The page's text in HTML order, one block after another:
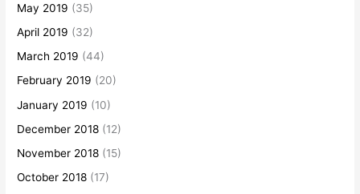
May 2019 (35)
April 2019 (32)
March 2019 (44)
February 2019 (20)
January 2019 (10)
December 2018 (12)
November 2018 (15)
October 2018 (17)